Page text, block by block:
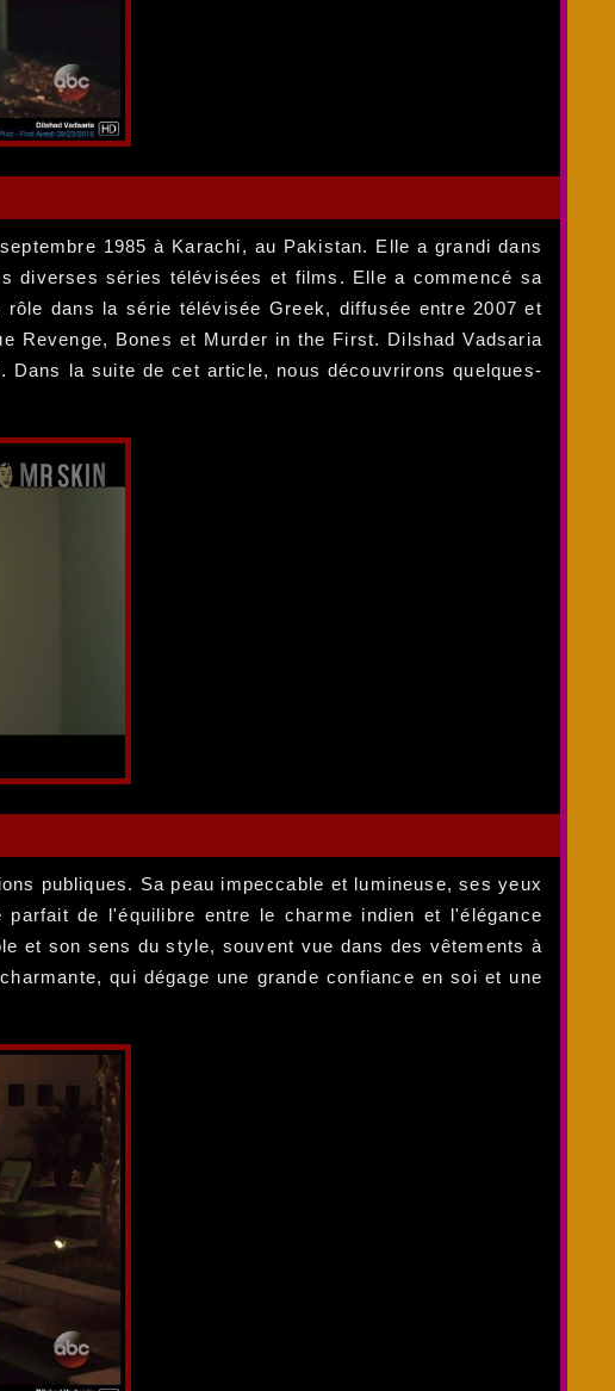
1985 à Karachi, au Pakistan. Elle a grandi dans
diverses séries télévisées et films. Elle a commencé sa
dans la série télévisée Greek, diffusée entre 2007 et
Revenge, Bones et Murder in the First. Dilshad Vadsaria
la suite de cet article, nous découvrirons quelques-
publiques. Sa peau impeccable et lumineuse, ses yeux
de l'équilibre entre le charme indien et l'élégance
et son sens du style, souvent vue dans des vêtements à
qui dégage une grande confiance en soi et une